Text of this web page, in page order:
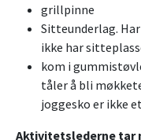
grillpinne
Sitteunderlag.
ikke har
kom i
tåler å bli
joggesko er ikke
Aktivitetslederne tar